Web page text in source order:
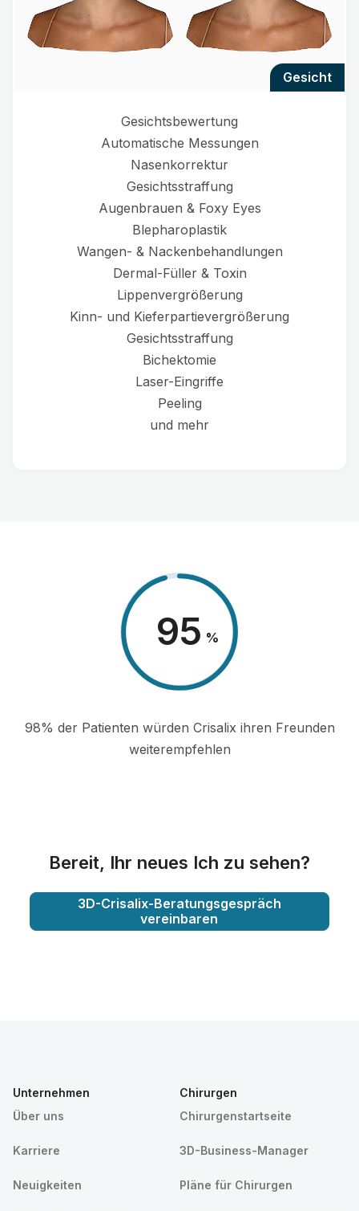
gesicht
Gesichtsbewertung
Automatische Messungen
Nasenkorrektur
Gesichtsstraffung
Augenbrauen & Foxy Eyes
Blepharoplastik
Wangen- & Nackenbehandlungen
Dermal-Füller & Toxin
Lippenvergrößerung
Kinn- und Kieferpartievergrößerung
Gesichtsstraffung
Bichektomie
Laser-Eingriffe
Peeling
und mehr
98 %
98% der Patienten würden Crisalix ihren Freunden
weiterempfehlen
Bereit, Ihr neues Ich zu sehen?
3D-Crisalix-Beratungsgespräch
vereinbaren
Unternehmen
Über uns
Karriere
Neuigkeiten
Chirurgen
Chirurgenstartseite
3D-Business-Manager
Pläne für Chirurgen